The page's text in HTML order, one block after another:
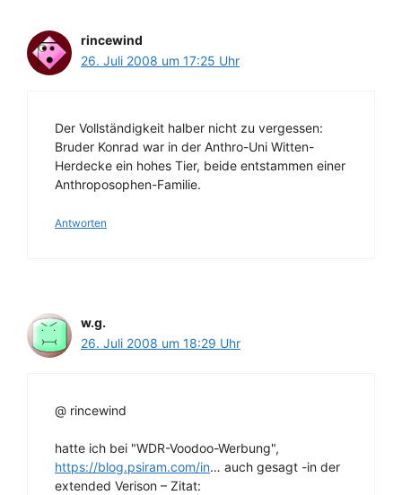
rincewind
26. Juli 2008 um 17:25 Uhr
Der Vollständigkeit halber nicht zu vergessen:
Bruder Konrad war in der Anthro-Uni Witten-
Herdecke ein hohes Tier, beide entstammen einer
Anthroposophen-Familie.
Antworten
w.g.
26. Juli 2008 um 18:29 Uhr
@ rincewind
hatte ich bei "WDR-Voodoo-Werbung",
https://blog.psiram.com/in… auch gesagt -in der
extended Verison – Zitat: